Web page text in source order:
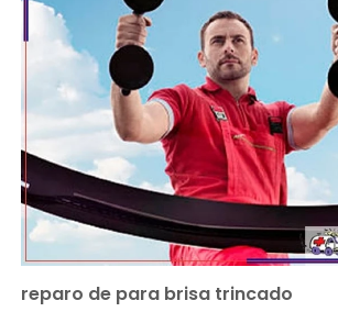
reparo de para brisa trincado